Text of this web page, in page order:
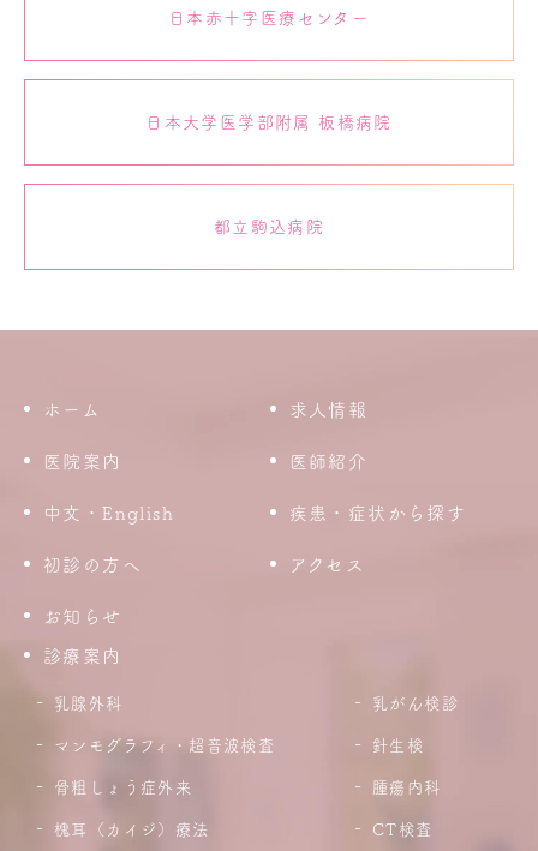
日本赤十字医療センター
日本大学医学部附属 板橋病院
都立駒込病院
ホーム 求人情報
医院案内 医師紹介
中文・English 疾患・症状から探す
初診の方へ アクセス
お知らせ
診療案内
乳腺外科 乳がん検診
マンモグラフィ・超音波検査 針生検
骨粗しょう症外来 腫瘍内科
槐耳（カイジ）療法 CT検査